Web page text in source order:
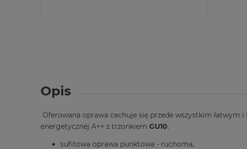
Opis
Oferowana oprawa cechuje się przede wszystkim
energetycznej A++ z trzonkiem GU10.
sufitowa oprawa punktowa - ruchoma,